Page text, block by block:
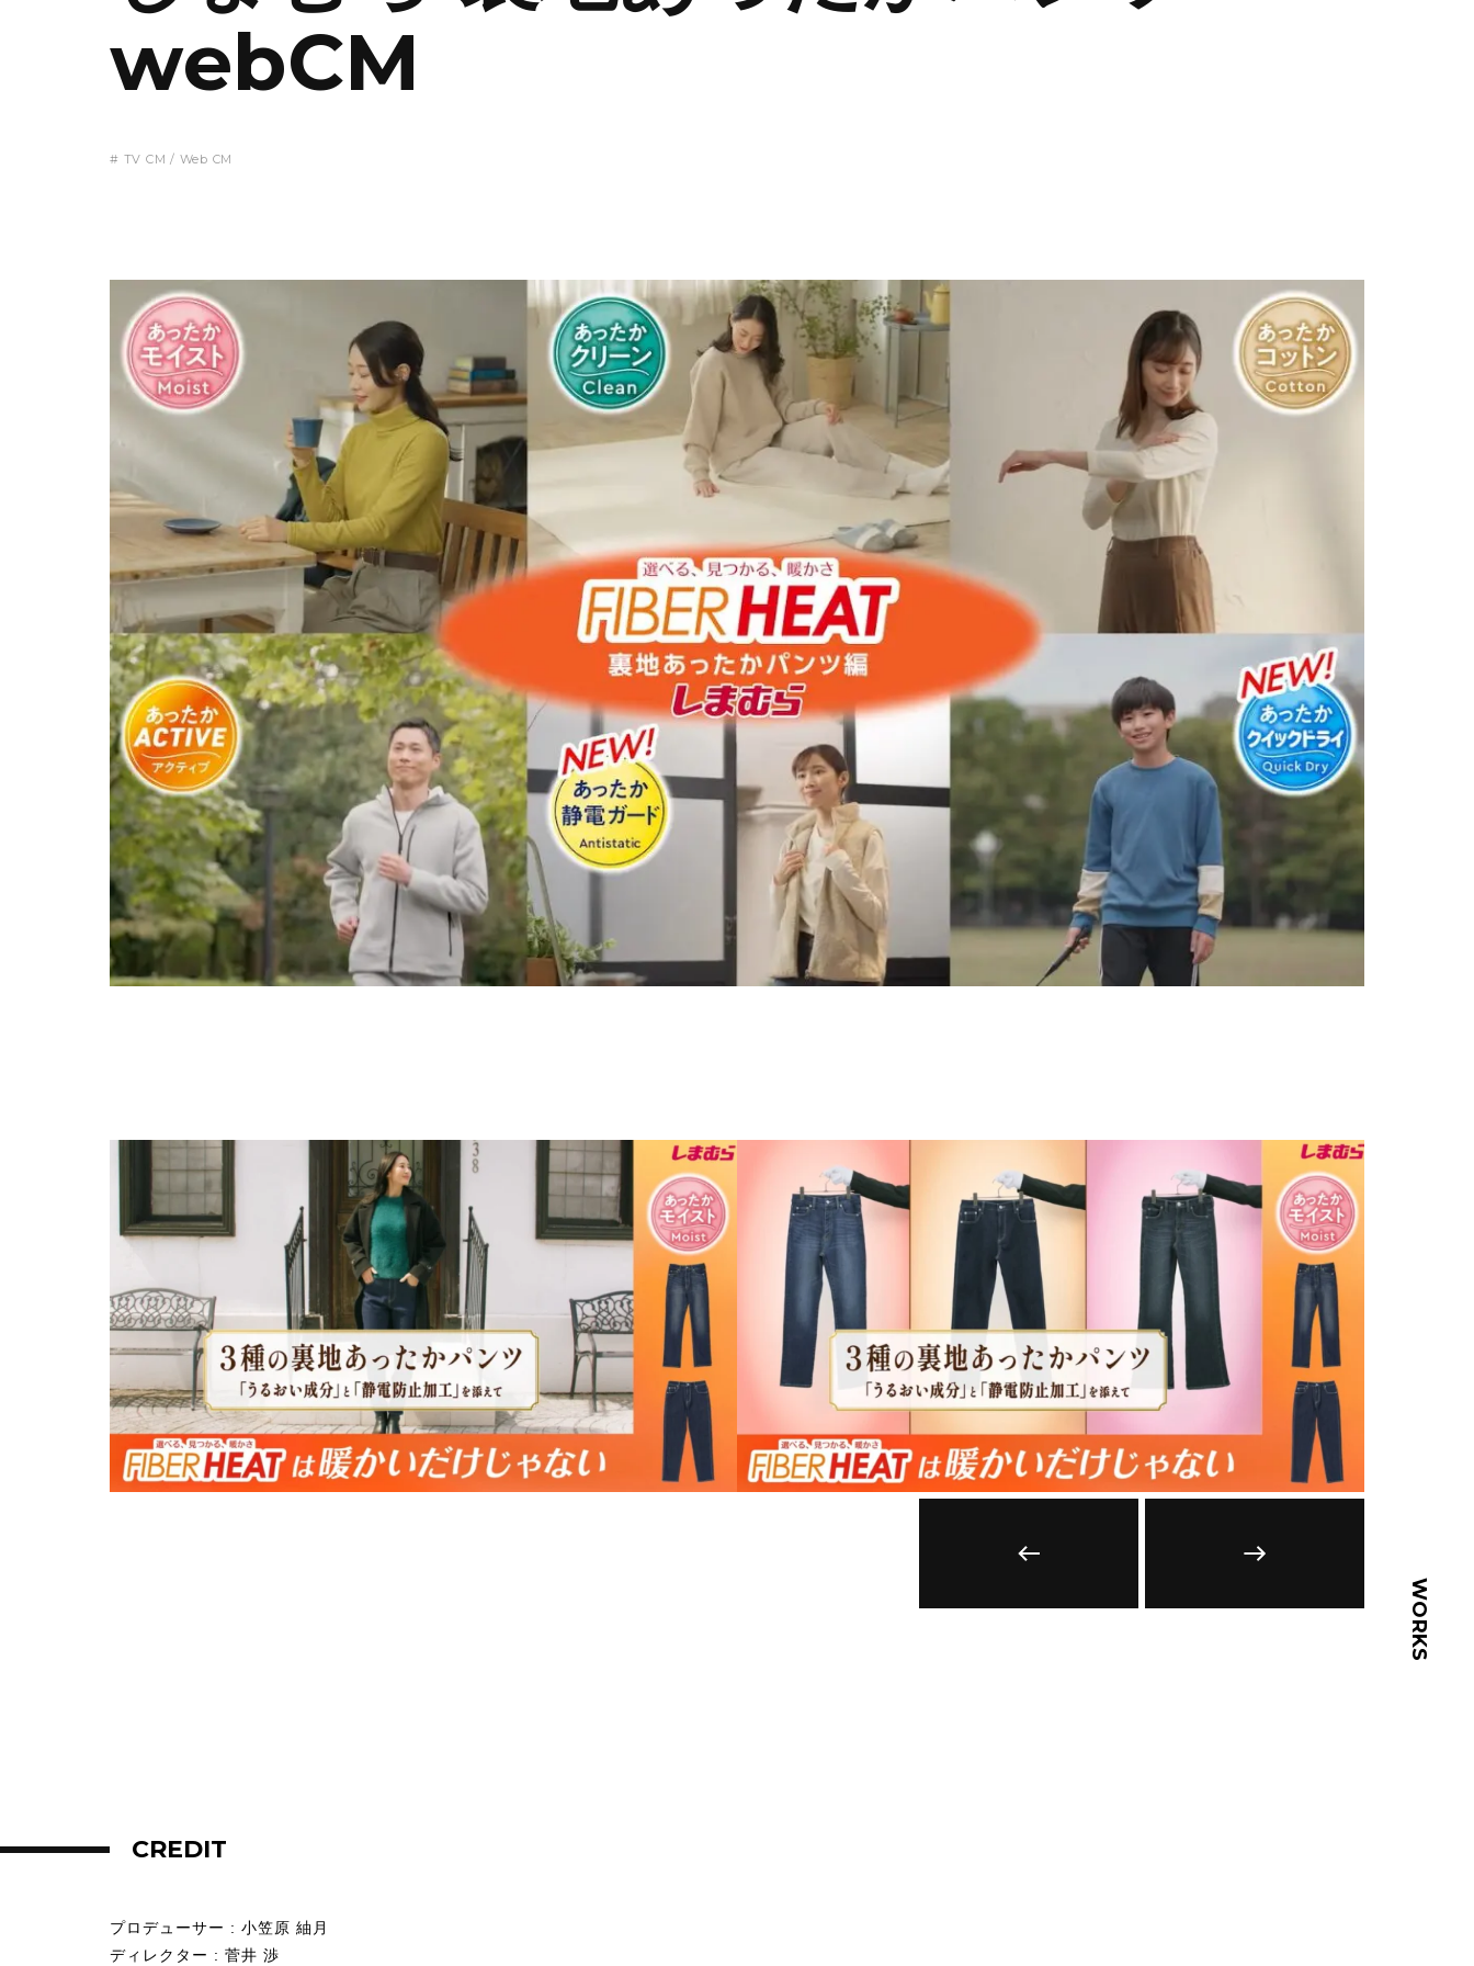
webCM
# TV CM / Web CM
CREDIT
プロデューサー : 小笠原 紬月
ディレクター : 菅井 渉
WORKS